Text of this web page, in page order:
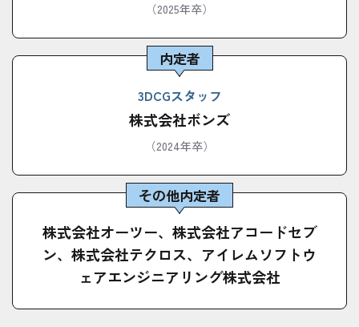
（2025年卒）
内定者
3DCGスタッフ
株式会社ボンズ
（2024年卒）
その他内定者
株式会社オーツー、株式会社アコードセブ
ン、株式会社テクロス、アイレムソフトウ
ェアエンジニアリング株式会社